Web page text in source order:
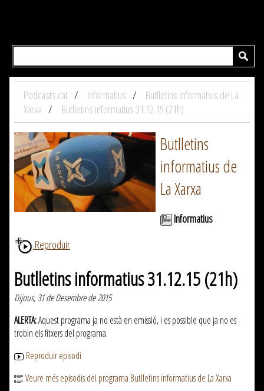
Podcasts.cat Informatius
Butlletins informatius de La
Xarxa
Butlletins informatius 31.12.15 (21h)
Butlletins
informatius de
La Xarxa
Informatius
Reproduir
Butlletins informatius 31.12.15 (21h)
Dijous, 31 de Desembre de 2015
ALERTA:Aquest programa ja no està en emissió, i es possible que ja no es
trobin els fitxers del programa.
Reproduir episodi
Veure més episodis del programa Butlletins informatius de La Xarxa